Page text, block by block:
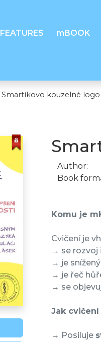
FEATURES mBOOK
Smartíkovo kouzelné
Author:
Book
Komu je
Cvičení je
→ se rozvoj
→ je
→ je řeč
→ se
Jak cvičení
→ Posiluje